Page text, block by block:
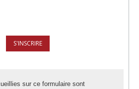
sur ce formulaire sont